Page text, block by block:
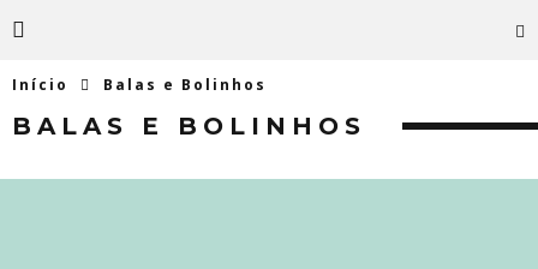
Início Balas e Bolinhos
BALAS E BOLINHOS